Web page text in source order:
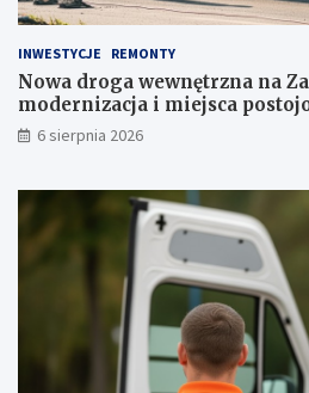
z
z
a
k
a
z
p
j
a
i
m
i
e
c
INWESTYCJE REMONTY
Nowa droga wewnętrzna na
modernizacja i miejsca
6 sierpnia 2026